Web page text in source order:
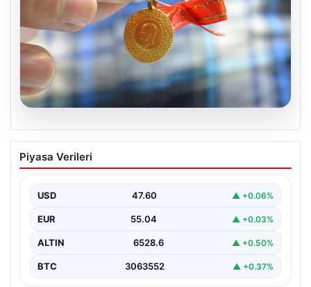
05.08.2026
Altın fiyatları canlı 8 Nisan 2026: Altın
fiyatları ne kadar oldu? Gram, çeyrek,
fiyatları
{ "title": "8 Nisan 2026 Altın Fiyatları Canlı Takip: Gram,
Çeyrek ve Cumhuriyet Altını…
Piyasa Verileri
USD 47.60 ▲ +0.06%
EUR 55.04 ▲ +0.03%
ALTIN 6528.6 ▲ +0.50%
BTC 3063552 ▲ +0.37%